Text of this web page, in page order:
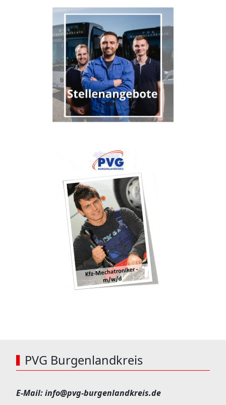
PVG Burgenlandkreis
E-Mail:info@pvg-burgenlandkreis.de